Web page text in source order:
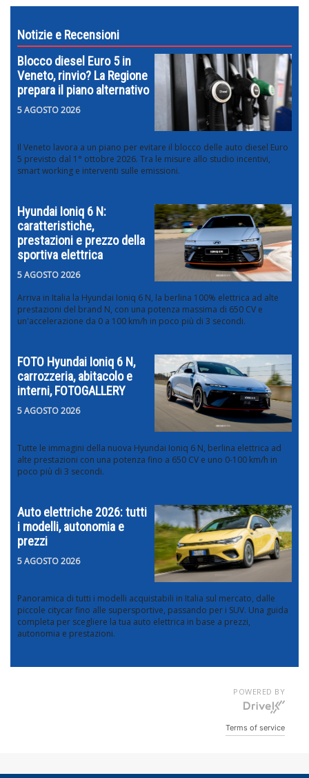
Notizie e Recensioni
Blocco diesel Euro 5 in
Veneto, rinvio? La Regione
prepara il piano alternativo
5 AGOSTO 2026
Il Veneto lavora a un piano per evitare il blocco delle auto diesel Euro
5 previsto dal 1° ottobre 2026. Tra le misure allo studio incentivi,
smart working e interventi sulle emissioni.
Hyundai Ioniq 6 N:
caratteristiche,
prestazioni e prezzo della
sportiva elettrica
5 AGOSTO 2026
Arriva in Italia la Hyundai Ioniq 6 N, la berlina 100% elettrica ad alte
prestazioni del brand N, con una potenza massima di 650 CV e
un'accelerazione da 0 a 100 km/h in poco più di 3 secondi.
FOTO Hyundai Ioniq 6 N,
carrozzeria, abitacolo e
interni, FOTOGALLERY
5 AGOSTO 2026
Tutte le immagini della nuova Hyundai Ioniq 6 N, berlina elettrica ad
alte prestazioni con una potenza fino a 650 CV e uno 0-100 km/h in
poco più di 3 secondi.
Auto elettriche 2026: tutti
i modelli, autonomia e
prezzi
5 AGOSTO 2026
Panoramica di tutti i modelli acquistabili in Italia sul mercato, dalle
piccole citycar fino alle supersportive, passando per i SUV. Una guida
completa per scegliere la tua auto elettrica in base a prezzi,
autonomia e prestazioni.
POWERED BY
Terms of service